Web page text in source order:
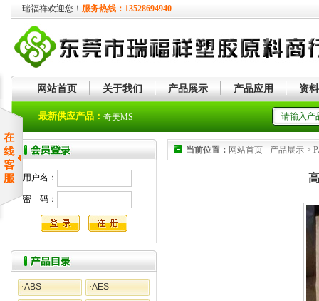
瑞福祥欢迎您！ 服务热线：13528694940
网站首页 关于我们 产品展示 产品应用 资
最新供应产品： 奇美MS
奇美ASA
用户名：
密 码：
·ABS ·AES
当前位置： 网站首页 - 产品展示 >